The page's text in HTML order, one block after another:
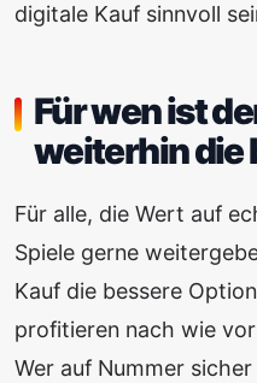
digitale Kauf sinnvoll
Für wen ist
weiterhin die
Für alle, die Wert auf
Spiele gerne
Kauf die bessere
profitieren nach wie
Wer auf Nummer